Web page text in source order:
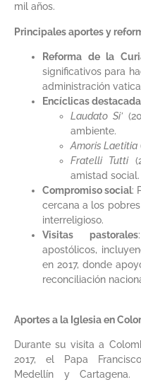
mil años.​
Principales aportes y
Reforma de la
significativos para
administración
Encíclicas
Laudato Si’
ambiente.
Amoris Laetitia
Fratelli Tutti
amistad social.​
Compromiso social:
cercana a los
interreligioso.​
Visitas pastorales
apostólicos,
en 2017, donde
reconciliación
Aportes a la Iglesia en
Durante su visita a
2017, el Papa
Medellín y